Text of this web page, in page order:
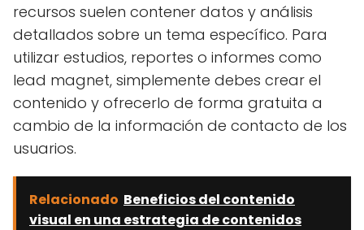
recursos suelen contener datos y análisis
detallados sobre un tema específico. Para
utilizar estudios, reportes o informes como
lead magnet, simplemente debes crear el
contenido y ofrecerlo de forma gratuita a
cambio de la información de contacto de los
usuarios.
Relacionado Beneficios del contenido
visual en una estrategia de contenidos